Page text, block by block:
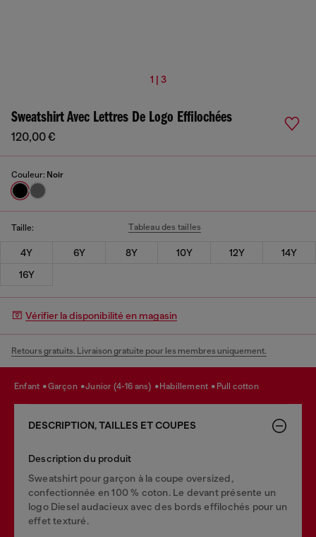
1 | 3
Sweatshirt Avec Lettres De Logo Effilochées
120,00 €
Couleur: Noir
Taille: Tableau des tailles
4Y 6Y 8Y 10Y 12Y
14Y
16Y
Vérifier la disponibilité en magasin
Retours gratuits. Livraison gratuite pour les membres uniquement.
enfant garçon junior (4-16 ans) habillement pull cotton
DESCRIPTION, TAILLES ET COUPES
Description du produit
Sweatshirt pour garçon à la coupe oversized,
confectionnée en 100 % coton. Le devant présente un
logo Diesel audacieux avec des bords effilochés pour un
effet texturé.